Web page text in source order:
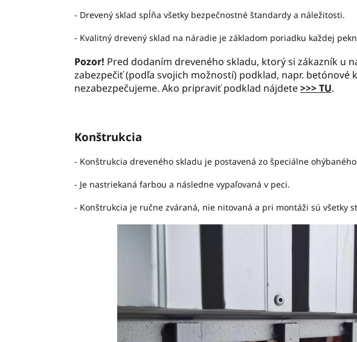
- Drevený sklad spĺňa všetky bezpečnostné štandardy a náležitosti.
- Kvalitný drevený sklad na náradie je základom poriadku každej
Pozor! Pred dodaním dreveného skladu, ktorý si zákazník u
zabezpečiť (podľa svojich možností) podklad, napr. betónové
nezabezpečujeme. Ako pripraviť podklad nájdete>>> TU.
Konštrukcia
- Konštrukcia dreveného skladu je postavená zo špeciálne
- Je nastriekaná farbou a následne vypaľovaná v peci.
- Konštrukcia je ručne zváraná, nie nitovaná a pri montáži sú všetky